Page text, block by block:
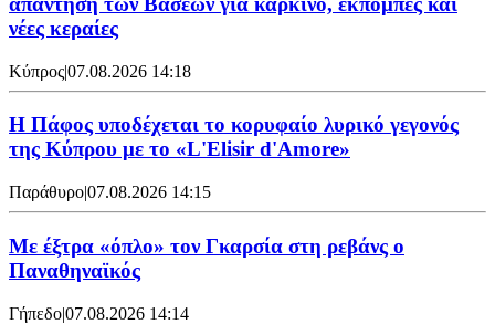
νέες κεραίες
Κύπρος|07.08.2026 14:18
Η Πάφος υποδέχεται το κορυφαίο λυρικό γεγονός
της Κύπρου με το «L'Elisir d'Amore»
Παράθυρο|07.08.2026 14:15
Mε έξτρα «όπλο» τον Γκαρσία στη ρεβάνς ο
Παναθηναϊκός
Γήπεδο|07.08.2026 14:14